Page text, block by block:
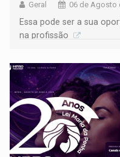
Geral 06 de Agosto
Essa pode ser a sua
na profissão